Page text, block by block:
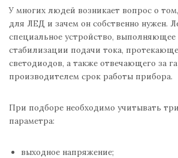
У многих людей возникает вопрос о
для ЛЕД и зачем он собственно нужен.
специальное устройство,
стабилизации подачи тока,
светодиодов, а также отвечающего за
производителем срок работы прибора.
При подборе необходимо учитывать
параметра:
выходное напряжение;